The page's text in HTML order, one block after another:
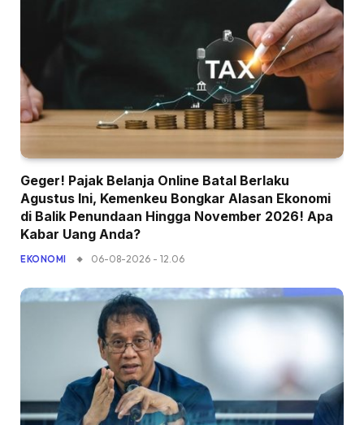
Geger! Pajak Belanja Online Batal Berlaku
Agustus Ini, Kemenkeu Bongkar Alasan Ekonomi
di Balik Penundaan Hingga November 2026! Apa
Kabar Uang Anda?
EKONOMI 06-08-2026 - 12.06